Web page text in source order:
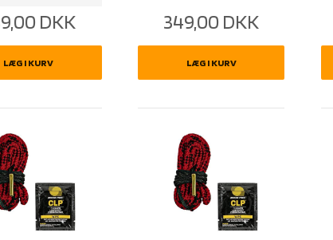
DKK
LÆG I KURV
349,00 DKK
LÆG I KURV